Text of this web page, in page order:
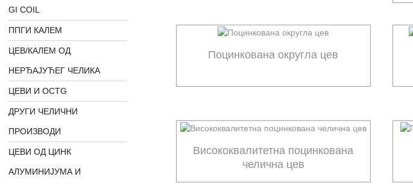
GI COIL
ППГИ КАЛЕМ
ЦЕВ/КАЛЕМ ОД
НЕРЂАЈУЋЕГ ЧЕЛИКА
ЦЕВИ И OCTG
ДРУГИ ЧЕЛИЧНИ
ПРОИЗВОДИ
ЦЕВИ ОД ЦИНК
АЛУМИНИЈУМА И
Поцинкована округла цев
Висококвалитетна поцинкована
челична цев